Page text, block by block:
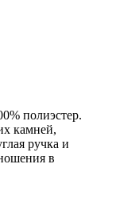
полиэстер.
камней,
ручка и
в